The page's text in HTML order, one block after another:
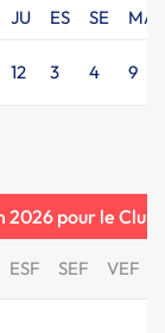
JU ES SE
MA
12 3 4 9
pour le
ESF SEF VEF